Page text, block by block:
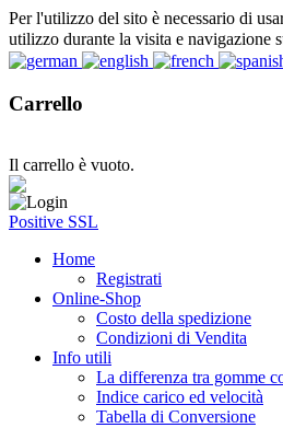
Per l'utilizzo del sito è necessario di
utilizzo durante la visita e navigazione
Carrello
Il carrello è vuoto.
Positive SSL
Home
Registrati
Online-Shop
Costo della spedizione
Condizioni di Vendita
Info utili
La differenza tra gomme
Indice carico ed velocità
Tabella di Conversione